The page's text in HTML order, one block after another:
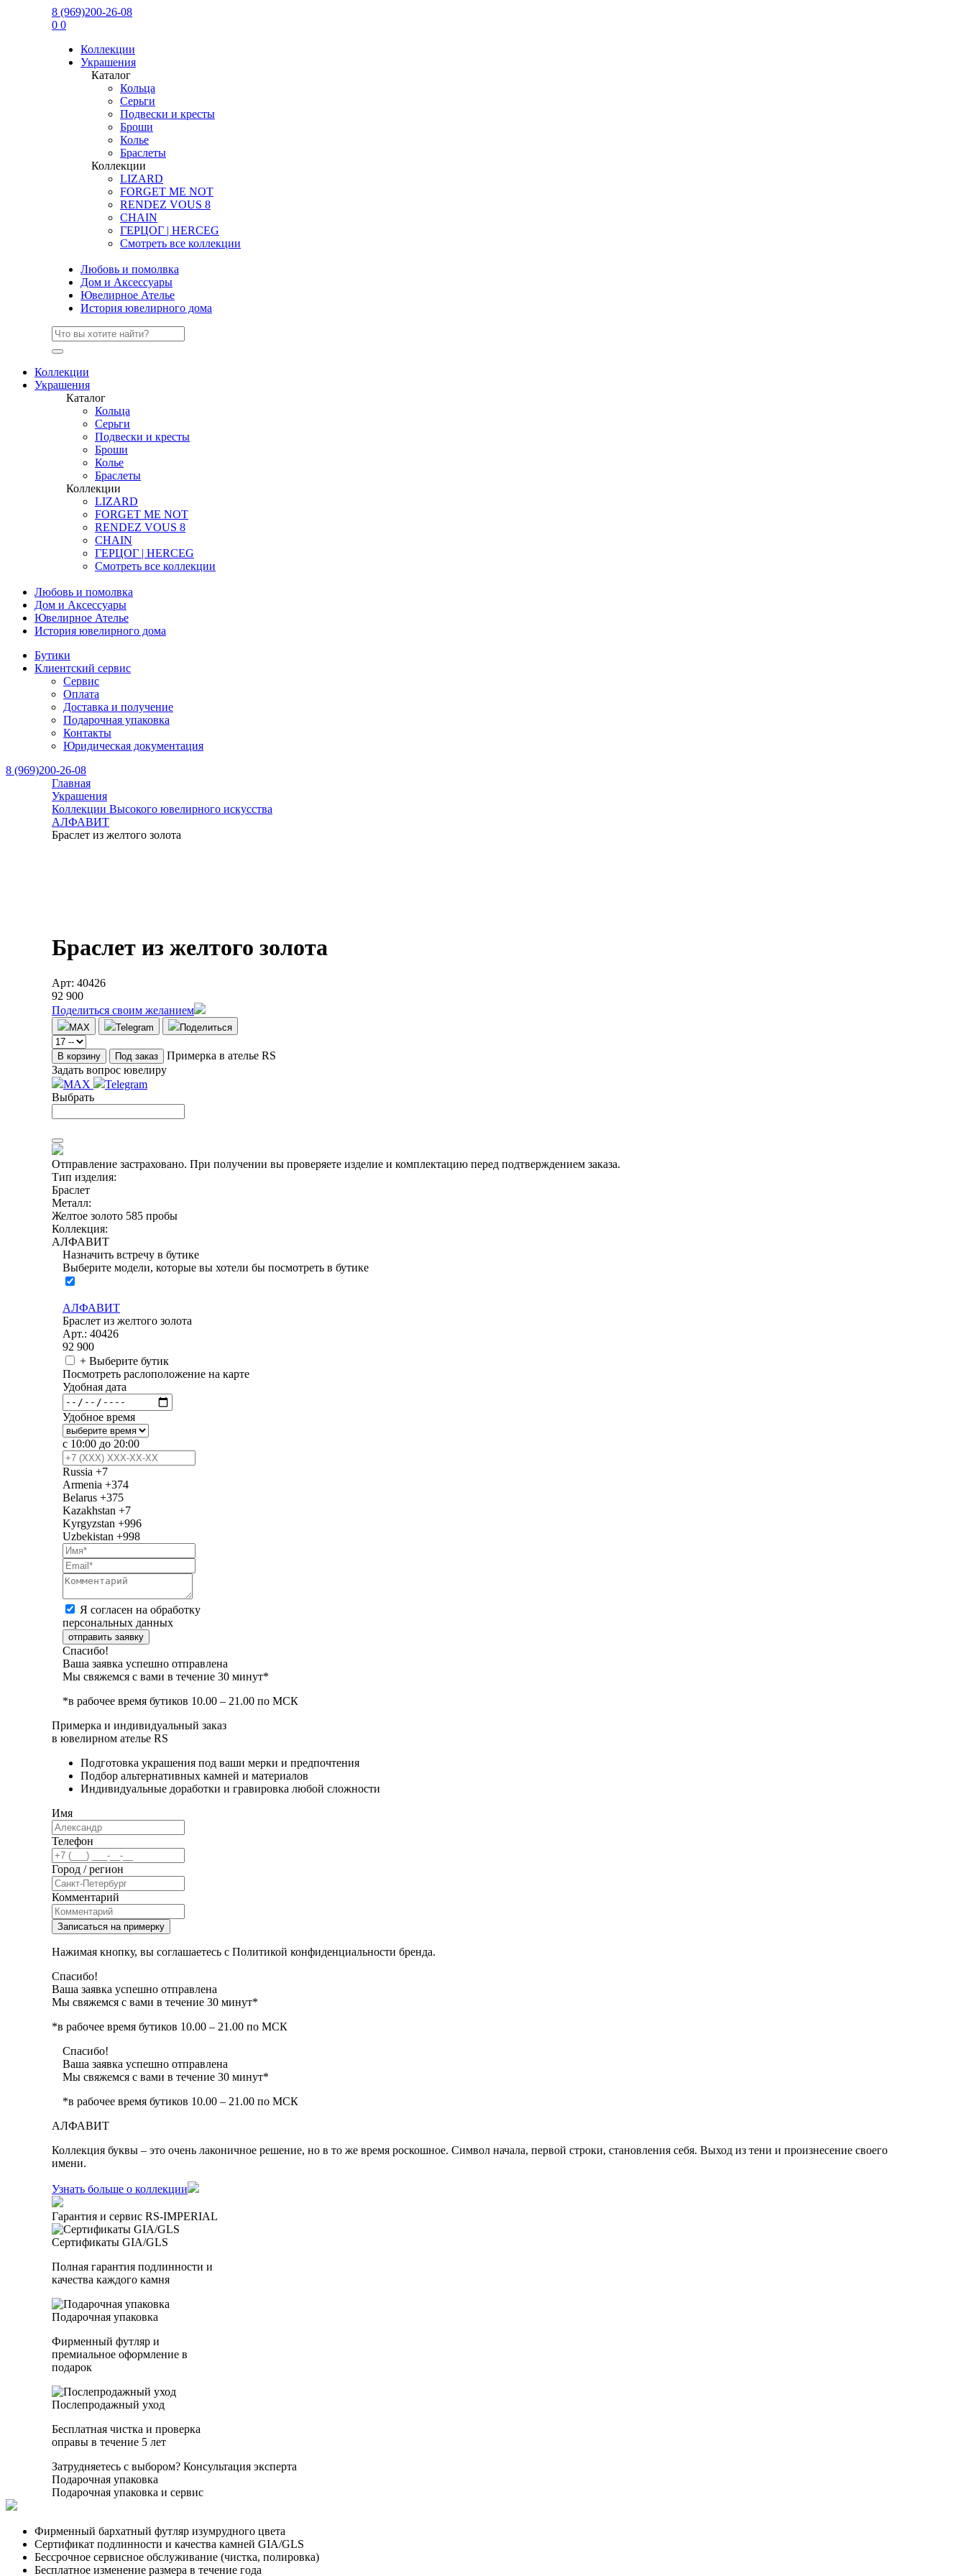
8 (969)200-26-08
0 0
Коллекции
Украшения
Каталог
Кольца
Серьги
Подвески и кресты
Броши
Колье
Браслеты
Коллекции
LIZARD
FORGET ME NOT
RENDEZ VOUS 8
CHAIN
ГЕРЦОГ | HERCEG
Смотреть все коллекции
Любовь и помолвка
Дом и Аксессуары
Ювелирное Ателье
История ювелирного дома
Коллекции
Украшения
Каталог
Кольца
Серьги
Подвески и кресты
Броши
Колье
Браслеты
Коллекции
LIZARD
FORGET ME NOT
RENDEZ VOUS 8
CHAIN
ГЕРЦОГ | HERCEG
Смотреть все коллекции
Любовь и помолвка
Дом и Аксессуары
Ювелирное Ателье
История ювелирного дома
Бутики
Клиентский сервис
Сервис
Оплата
Доставка и получение
Подарочная упаковка
Контакты
Юридическая документация
8 (969)200-26-08
Главная
Украшения
Коллекции Высокого ювелирного искусства
АЛФАВИТ
Браслет из желтого золота
Браслет из желтого золота
Арт: 40426
92 900
Поделиться своим желанием
MAX Telegram Поделиться
В корзину Под заказ
Примерка в ателье RS
Задать вопрос ювелиру
MAX
Telegram
Выбрать
Отправление застраховано. При получении вы проверяете изделие и комплектацию перед подтверждением заказа.
Тип изделия:
Браслет
Металл:
Желтое золото 585 пробы
Коллекция:
АЛФАВИТ
Назначить встречу в бутике
Выберите модели, которые вы хотели бы посмотреть в бутике
АЛФАВИТ
Браслет из желтого золота
Арт.: 40426
92 900
+ Выберите бутик
Посмотреть раслоположение на карте
Удобная дата
Удобное время
с 10:00 до 20:00
Russia +7
Armenia +374
Belarus +375
Kazakhstan +7
Kyrgyzstan +996
Uzbekistan +998
Я согласен на обработку
персональных данных
отправить заявку
Спасибо!
Ваша заявка успешно отправлена
Мы свяжемся с вами в течение 30 минут*
*в рабочее время бутиков 10.00 – 21.00 по МСК
Примерка и индивидуальный заказ
в ювелирном ателье RS
Подготовка украшения под ваши мерки и предпочтения
Подбор альтернативных камней и материалов
Индивидуальные доработки и гравировка любой сложности
Имя
Телефон
Город / регион
Комментарий
Записаться на примерку
Нажимая кнопку, вы соглашаетесь с Политикой конфиденциальности бренда.
Спасибо!
Ваша заявка успешно отправлена
Мы свяжемся с вами в течение 30 минут*
*в рабочее время бутиков 10.00 – 21.00 по МСК
Спасибо!
Ваша заявка успешно отправлена
Мы свяжемся с вами в течение 30 минут*
*в рабочее время бутиков 10.00 – 21.00 по МСК
АЛФАВИТ
Коллекция буквы – это очень лаконичное решение, но в то же время роскошное. Символ начала, первой строки, становления себя. Выход из тени и произнесение своего
имени.
Узнать больше о коллекции
Гарантия и сервис RS‑IMPERIAL
Сертификаты GIA/GLS
Полная гарантия подлинности и
качества каждого камня
Подарочная упаковка
Фирменный футляр и
премиальное оформление в
подарок
Послепродажный уход
Бесплатная чистка и проверка
оправы в течение 5 лет
Затрудняетесь с выбором? Консультация эксперта
Подарочная упаковка
Подарочная упаковка и сервис
Фирменный бархатный футляр изумрудного цвета
Сертификат подлинности и качества камней GIA/GLS
Бессрочное сервисное обслуживание (чистка, полировка)
Бесплатное изменение размера в течение года